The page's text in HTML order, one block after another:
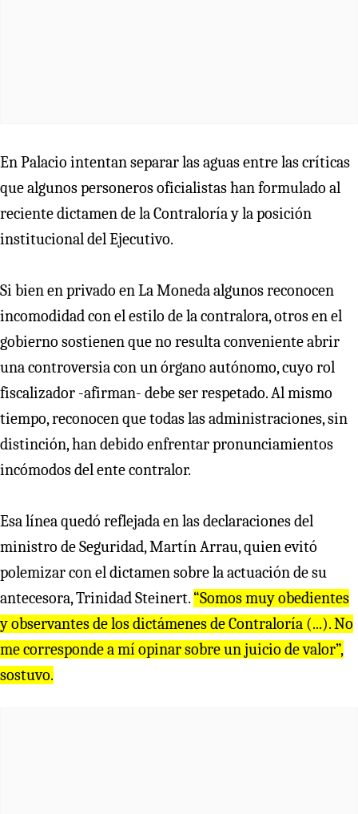
En Palacio intentan separar las aguas entre las críticas
que algunos personeros oficialistas han formulado al
reciente dictamen de la Contraloría y la posición
institucional del Ejecutivo.
Si bien en privado en La Moneda algunos reconocen
incomodidad con el estilo de la contralora, otros en el
gobierno sostienen que no resulta conveniente abrir
una controversia con un órgano autónomo, cuyo rol
fiscalizador -afirman- debe ser respetado. Al mismo
tiempo, reconocen que todas las administraciones, sin
distinción, han debido enfrentar pronunciamientos
incómodos del ente contralor.
Esa línea quedó reflejada en las declaraciones del
ministro de Seguridad, Martín Arrau, quien evitó
polemizar con el dictamen sobre la actuación de su
antecesora, Trinidad Steinert. “Somos muy obedientes
y observantes de los dictámenes de Contraloría (...). No
me corresponde a mí opinar sobre un juicio de valor”,
sostuvo.